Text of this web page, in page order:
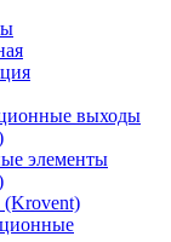
выходы
элементы